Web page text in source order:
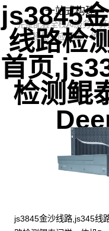
一站式构建
完整配套全栈AI服务，算
模型、应用统一纳管
js3845
线路检
首页
检测鲲
js3845金沙线路,js345线